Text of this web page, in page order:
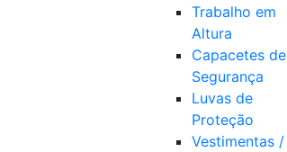
Trabalho em
Altura
Capacetes de
Segurança
Luvas de
Proteção
Vestimentas /